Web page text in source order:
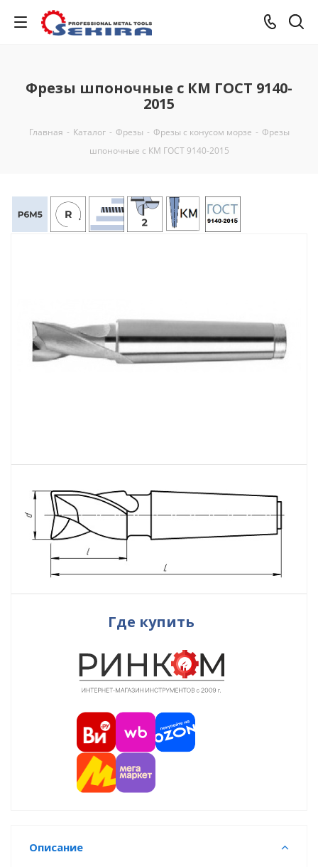
Фрезы шпоночные с КМ ГОСТ 9140-
2015
Главная - Каталог - Фрезы - Фрезы с конусом морзе - Фрезы
шпоночные с КМ ГОСТ 9140-2015
Где купить
Описание